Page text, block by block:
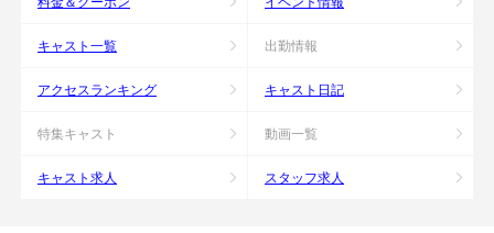
キャスト一覧 出勤情報
アクセスランキング キャスト日記
特集キャスト 動画一覧
キャスト求人 スタッフ求人